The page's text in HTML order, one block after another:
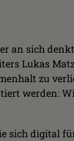
an sich
Lukas
zu
werden:
sich digital